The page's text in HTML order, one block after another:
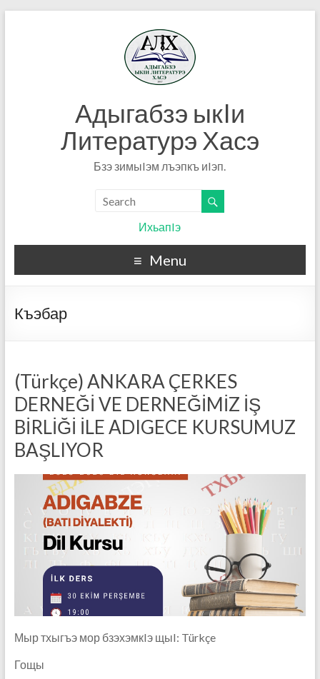
Адыгабзэ ыкIи
Литературэ Хасэ
Бзэ зимыIэм лъэпкъ иIэп.
ИхьапIэ
Menu
Къэбар
(Türkçe) ANKARA ÇERKES
DERNEĞİ VE DERNEĞİMİZ İŞ
BİRLİĞİ İLE ADIGECE KURSUMUZ
BAŞLIYOR
Мыр тхыгъэ мор бзэхэмкIэ щыI: Türkçe
Гощы